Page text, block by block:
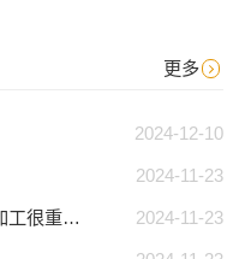
更多
2024-12-10
2024-11-23
2024-11-23
为什么切削液对于有效的 CNC 加工很重要？